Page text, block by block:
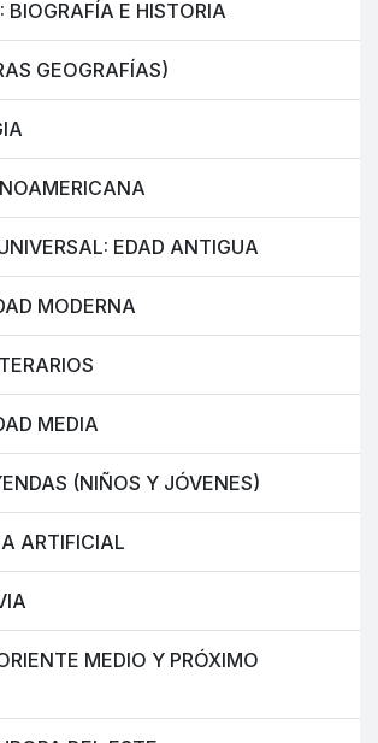
BIOGRAFÍA E HISTORIA
GEOGRAFÍAS)
EDAD ANTIGUA
MODERNA
MEDIA
(NIÑOS Y JÓVENES)
ARTIFICIAL
MEDIO Y PRÓXIMO